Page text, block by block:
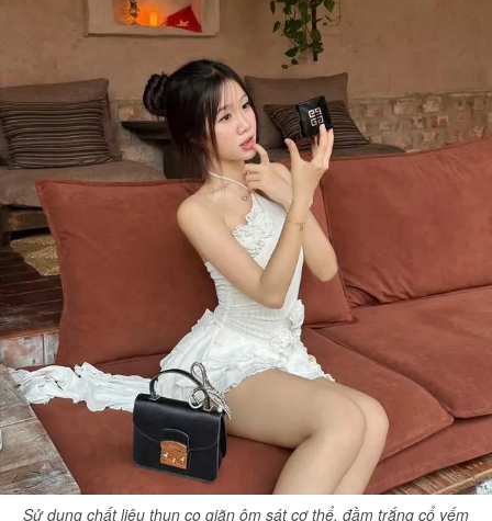
Sử dụng chất liệu thun co giãn ôm sát cơ thể, đầm trắng cổ yếm